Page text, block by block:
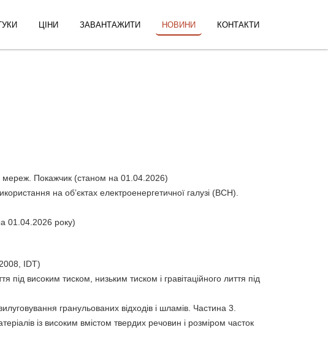
ЦІНИ ЗАВАНТАЖИТИ НОВИНИ КОНТАКТИ
мереж. Покажчик (станом на 01.04.2026)
на об’єктах електроенергетичної галузі (ВСН).
01.04.2026 року)
IDT)
під високим тиском, низьким тиском і гравітаційного лиття під
гранульованих відходів і шламів. Частина 3.
із високим вмістом твердих речовин і розміром часток